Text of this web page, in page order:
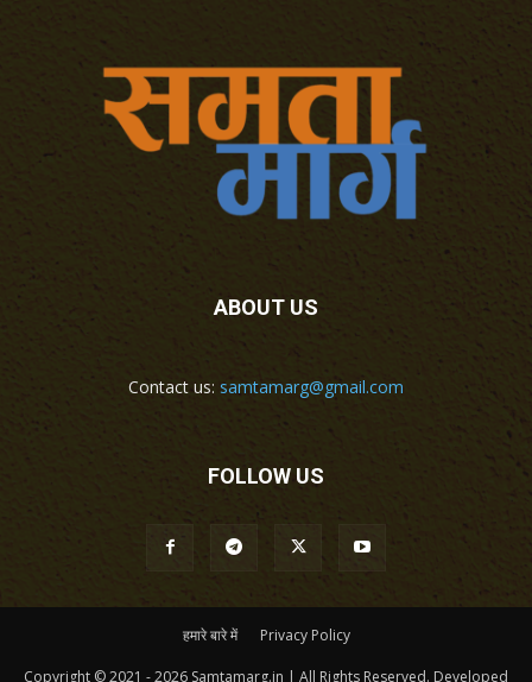
ABOUT US
Contact us: samtamarg@gmail.com
FOLLOW US
हमारे बारे में Privacy Policy
Copyright © 2021 - 2026 Samtamarg.in | All Rights Reserved. Developed